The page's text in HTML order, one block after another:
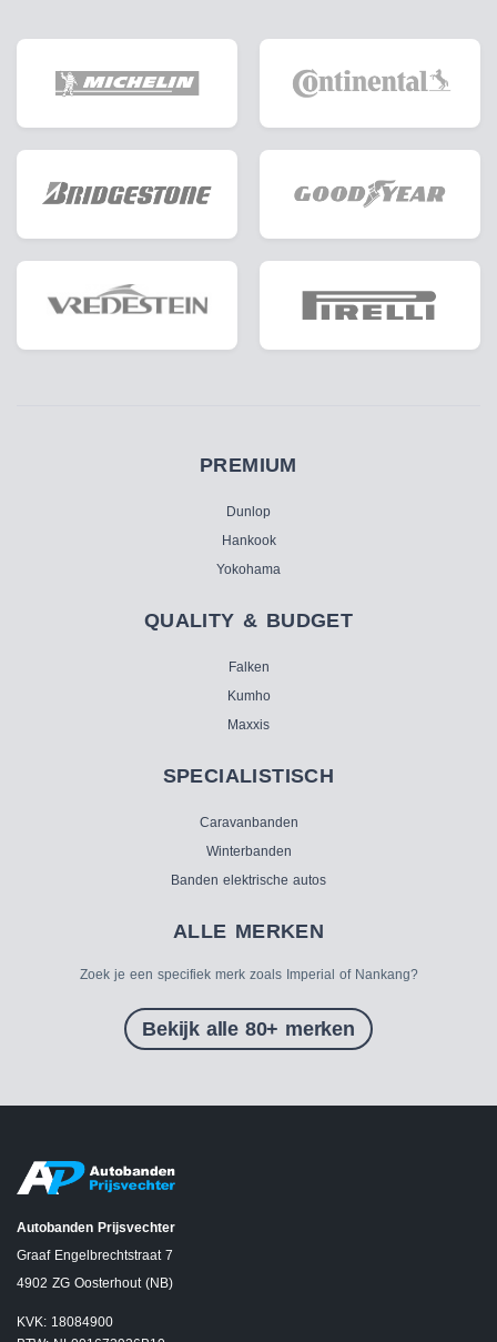
PREMIUM
Dunlop
Hankook
Yokohama
QUALITY & BUDGET
Falken
Kumho
Maxxis
SPECIALISTISCH
Caravanbanden
Winterbanden
Banden elektrische autos
ALLE MERKEN
Zoek je een specifiek merk zoals Imperial of Nankang?
Bekijk alle 80+ merken
Autobanden Prijsvechter
Graaf Engelbrechtstraat 7
4902 ZG Oosterhout (NB)
KVK: 18084900